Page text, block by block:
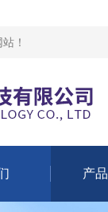
站 ！
产